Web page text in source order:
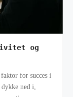
og
for succes i
ned i,